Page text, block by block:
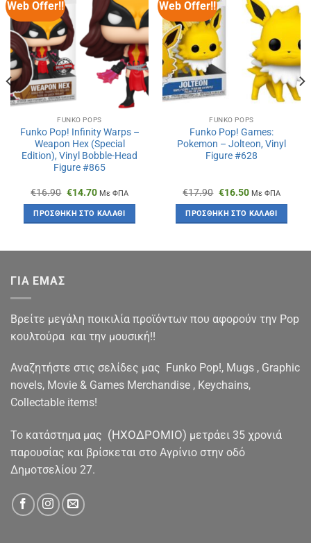
Web Offer!!
FUNKO POPS
Funko Pop! Infinity Warps –
Weapon Hex (Special
Edition), Vinyl Bobble-Head
Figure #865
€16.90 Original
was:
€16.90.
€14.70Η
τιμή
είναι:
€14.70.
Με ΦΠΑ
ΠΡΟΣΘΉΚΗ ΣΤΟ ΚΑΛΆΘΙ
Web Offer!!
FUNKO POPS
Funko Pop! Games:
Pokemon – Jolteon, Vinyl
Figure #628
€17.90 Original
was:
€17.90.
€16.50Η
τιμή
είναι:
€16.50.
Με ΦΠΑ
ΠΡΟΣΘΉΚΗ ΣΤΟ ΚΑΛΆΘΙ
ΓΙΑ ΕΜΑΣ
Βρείτε μεγάλη ποικιλία προϊόντων που αφορούν την Pop
κουλτούρα και την μουσική!!
Αναζητήστε στις σελίδες μας Funko Pop!, Mugs , Graphic
novels, Movie & Games Merchandise , Keychains,
Collectable items!
To κατάστημα μας (ΗΧΟΔΡΟΜΙΟ) μετράει 35 χρονιά
παρουσίας και βρίσκεται στο Αγρίνιο στην οδό
Δημοτσελίου 27.